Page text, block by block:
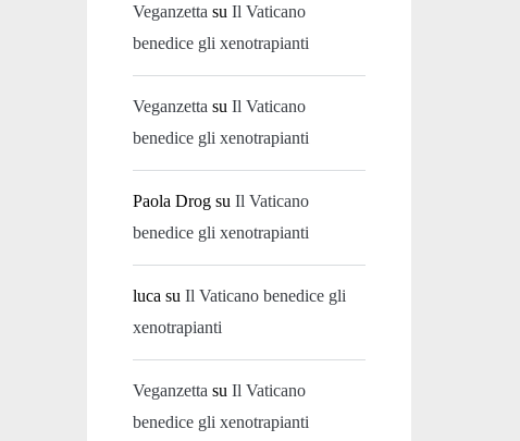
Veganzetta suIl Vaticano
benedice gli xenotrapianti
Veganzetta suIl Vaticano
benedice gli xenotrapianti
Paola Drog suIl Vaticano
benedice gli xenotrapianti
luca suIl Vaticano benedice gli
xenotrapianti
Veganzetta suIl Vaticano
benedice gli xenotrapianti